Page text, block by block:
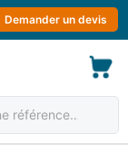
Demander un devis